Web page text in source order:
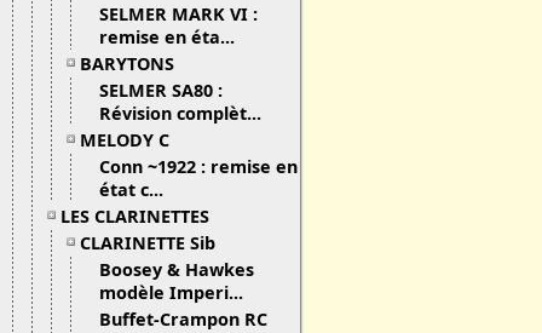
SELMER MARK VI :
remise en éta...
BARYTONS
SELMER SA80 :
Révision complèt...
MELODY C
Conn ~1922 : remise en
état c...
LES CLARINETTES
CLARINETTE Sib
Boosey & Hawkes
modèle Imperi...
Buffet-Crampon RC